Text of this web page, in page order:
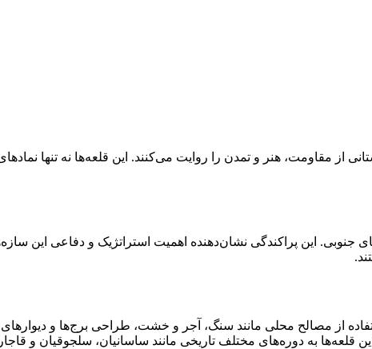
از مقاومت، هنر و تمدن را روایت می‌کنند. این قلعه‌ها نه تنها
این پراکندگی نشان‌دهنده اهمیت استراتژیک و دفاعی این
از مصالح محلی مانند سنگ، آجر و خشت، طراحی برج‌ها و
به دوره‌های مختلف تاریخی مانند ساسانیان، سلجوقیان و